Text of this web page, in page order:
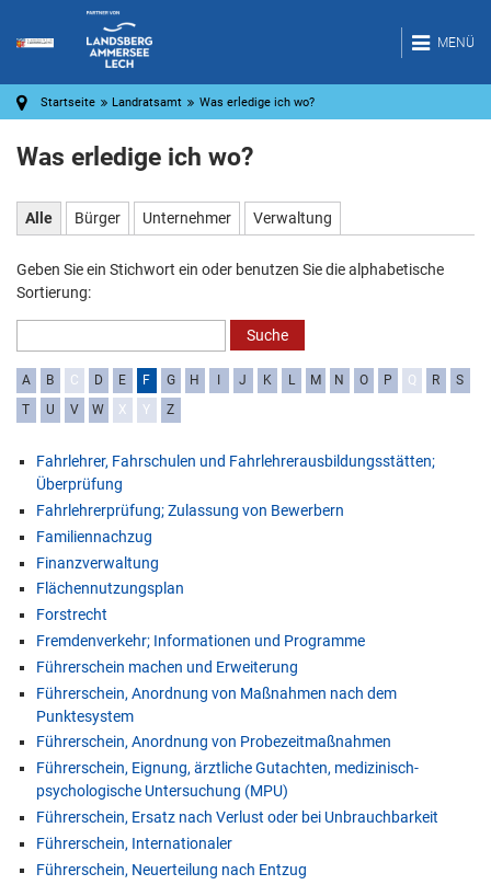
MENÜ
Startseite Landratsamt Was erledige ich wo?
Was erledige ich wo?
Alle Bürger Unternehmer Verwaltung
Geben Sie ein Stichwort ein oder benutzen Sie die alphabetische
Sortierung:
A B C D E F G H J K L M N O P Q R
S
T
U V W X Y Z
Fahrlehrer, Fahrschulen und Fahrlehrerausbildungsstätten;
Überprüfung
Fahrlehrerprüfung; Zulassung von Bewerbern
Familiennachzug
Finanzverwaltung
Flächennutzungsplan
Forstrecht
Fremdenverkehr; Informationen und Programme
Führerschein machen und Erweiterung
Führerschein, Anordnung von Maßnahmen nach dem
Punktesystem
Führerschein, Anordnung von Probezeitmaßnahmen
Führerschein, Eignung, ärztliche Gutachten, medizinisch-
psychologische Untersuchung (MPU)
Führerschein, Ersatz nach Verlust oder bei Unbrauchbarkeit
Führerschein, Internationaler
Führerschein, Neuerteilung nach Entzug